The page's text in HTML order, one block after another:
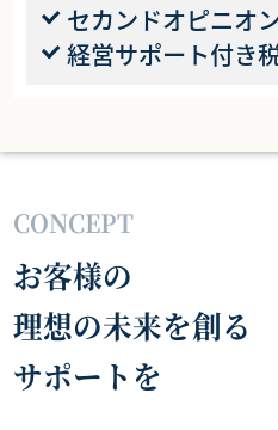
セカンドオピニオ
経営サポート付き
CONCEPT
お客様の
理想の未来を創る
サポートを